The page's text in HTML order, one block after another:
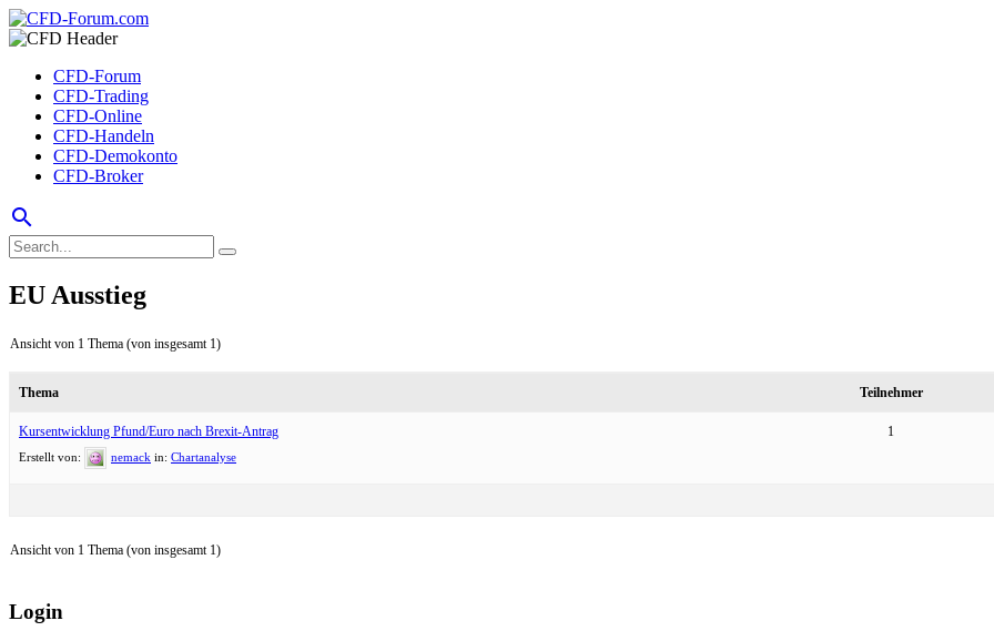
CFD-Forum
CFD-Trading
CFD-Online
CFD-Handeln
CFD-Demokonto
CFD-Broker
search
EU Ausstieg
Ansicht von 1 Thema (von insgesamt 1)
Thema Teilnehmer
Kursentwicklung Pfund/Euro nach Brexit-Antrag
Erstellt von: nemack in: Chartanalyse
1
Ansicht von 1 Thema (von insgesamt 1)
Login